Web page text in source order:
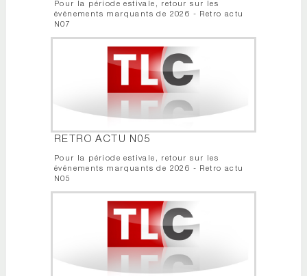
Pour la période estivale, retour sur les
événements marquants de 2026 - Retro actu
N07
RETRO ACTU N05
Pour la période estivale, retour sur les
événements marquants de 2026 - Retro actu
N05